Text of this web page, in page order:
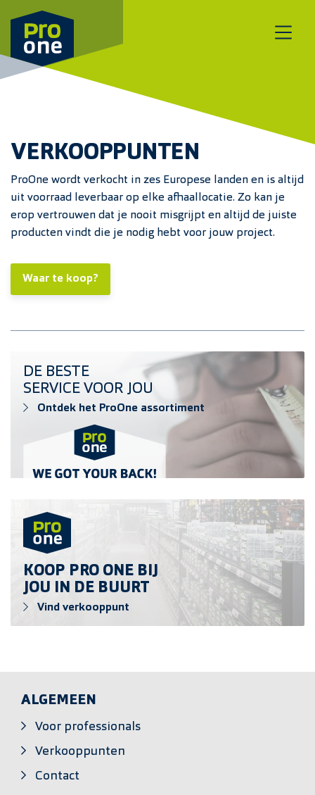
Meteen naar de content
VERKOOPPUNTEN
ProOne wordt verkocht in zes Europese landen en is altijd
uit voorraad leverbaar op elke afhaallocatie. Zo kan je
erop vertrouwen dat je nooit misgrijpt en altijd de juiste
producten vindt die je nodig hebt voor jouw project.
Waar te koop?
Ontdek het ProOne assortiment
DE BESTE
SERVICE VOOR JOU
Ontdek het ProOne assortiment
KOOP PRO ONE BIJ
JOU IN DE BUURT
Vind verkooppunt
ALGEMEEN
Voor professionals
Verkooppunten
Contact